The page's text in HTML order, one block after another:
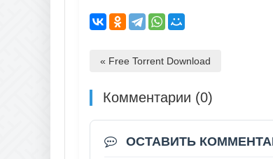
« Free Torrent Download
Комментарии (0)
ОСТАВИТЬ